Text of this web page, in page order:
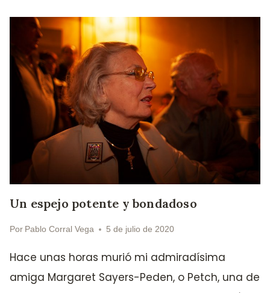
Un espejo potente y bondadoso
Por Pablo Corral Vega 5 de julio de 2020
Hace unas horas murió mi admiradísima
amiga Margaret Sayers-Peden, o Petch, una de